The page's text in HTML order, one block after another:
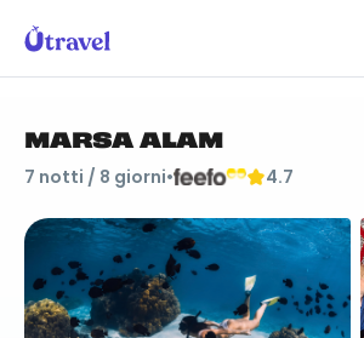
MARSA ALAM
7 notti / 8 giorni• 4.7